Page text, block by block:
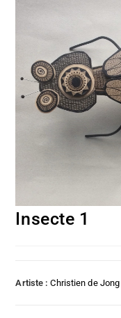
Insecte 1
Artiste :Christien de Jong